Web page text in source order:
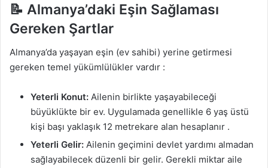
📝 Almanya’daki Eşin Sağlaması
Gereken Şartlar
Almanya’da yaşayan eşin (ev sahibi) yerine getirmesi
gereken temel yükümlülükler vardır :
Yeterli Konut: Ailenin birlikte yaşayabileceği
büyüklükte bir ev. Uygulamada genellikle 6 yaş üstü
kişi başı yaklaşık 12 metrekare alan hesaplanır .
Yeterli Gelir: Ailenin geçimini devlet yardımı almadan
sağlayabilecek düzenli bir gelir. Gerekli miktar aile